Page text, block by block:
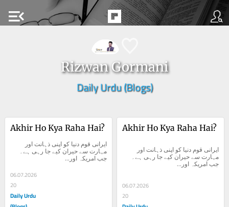
menu_open
Rizwan Gormani
Daily Urdu (Blogs)
Akhir Ho Kya Raha Hai?
جب امریکہ اور...
06.07.2026
20
Daily Urdu
Akhir Ho Kya Raha Hai?
جب امریکہ اور...
06.07.2026
20